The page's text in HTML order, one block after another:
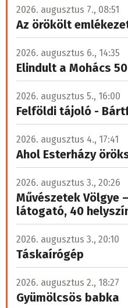
2026. augusztus 7., 08:51
Az örökölt
2026. augusztus 6., 14:35
Elindult a Mohács
2026. augusztus 5., 16:00
Felföldi tájoló -
2026. augusztus 4., 17:41
Ahol Esterházy
2026. augusztus 3., 20:26
Művészetek Völgye
látogató, 40
2026. augusztus 3., 20:10
Táskaírógép
2026. augusztus 2., 18:27
Gyümölcsös babka